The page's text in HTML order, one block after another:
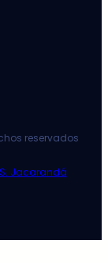
reservados
Jacarandá